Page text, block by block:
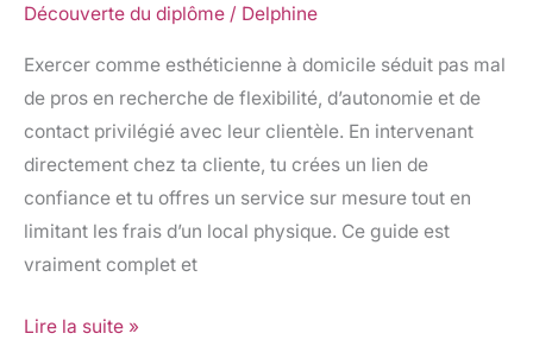
Découverte du diplôme / Delphine
Exercer comme esthéticienne à domicile séduit pas mal
de pros en recherche de flexibilité, d’autonomie et de
contact privilégié avec leur clientèle. En intervenant
directement chez ta cliente, tu crées un lien de
confiance et tu offres un service sur mesure tout en
limitant les frais d’un local physique. Ce guide est
vraiment complet et
esthéticienne
Lire la suite »